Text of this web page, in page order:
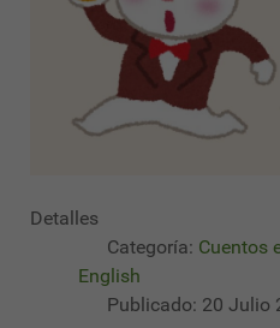
Detalles
Categoría: Cuentos
English
Publicado: 20 Julio